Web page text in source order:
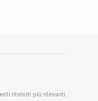
ritenuti più rilevanti.